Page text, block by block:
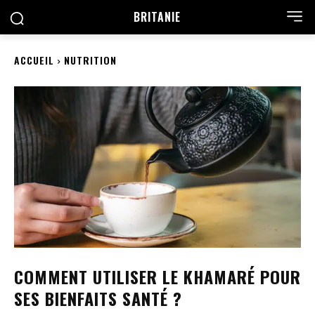
BRITANIE
ACCUEIL NUTRITION
COMMENT UTILISER LE KHAMARÉ POUR
SES BIENFAITS SANTÉ ?